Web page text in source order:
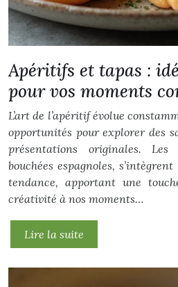
Apéritifs et tapas :
pour vos moments
L’art de l’apéritif évolue
opportunités pour explorer des
présentations originales. Les
bouchées espagnoles,
tendance, apportant une
créativité à nos moments…
Lire la suite